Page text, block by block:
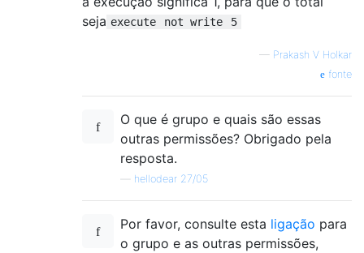
seja execute not write 5
— Prakash V Holkar
fonte
O que é grupo e quais são essas
outras permissões? Obrigado pela
resposta.
hellodear 27/05
Por favor, consulte esta ligação para
o grupo e as outras permissões,